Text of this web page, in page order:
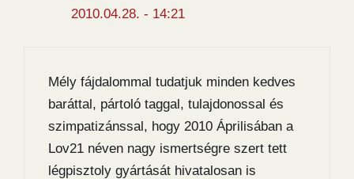
2010.04.28. - 14:21
Mély fájdalommal tudatjuk minden kedves
baráttal, pártoló taggal, tulajdonossal és
szimpatizánssal, hogy 2010 Áprilisában a
Lov21 néven nagy ismertségre szert tett
légpisztoly gyártását hivatalosan is